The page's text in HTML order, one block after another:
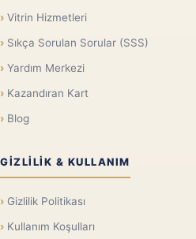
Vitrin Hizmetleri
Sıkça Sorulan Sorular (SSS)
Yardım Merkezi
Kazandıran Kart
Blog
GIZLILIK & KULLANIM
Gizlilik Politikası
Kullanım Koşulları